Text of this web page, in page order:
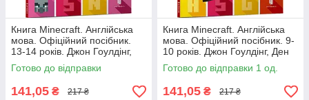
Книга Minecraft. Англійська
мова. Офіційний посібник.
13-14 років. Джон Гоулдінг,
Ден Вайтгед
Готово до відправки
141,05 ₴ 217 ₴
Книга Minecraft. Англійська
мова. Офіційний посібник. 9-
10 років. Джон Гоулдінг, Ден
Вайтгед
Готово до відправки 1 од.
141,05 ₴ 217 ₴